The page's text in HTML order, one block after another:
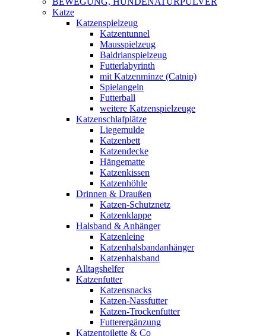
Katze
Katzenspielzeug
Katzentunnel
Mausspielzeug
Baldrianspielzeug
Futterlabyrinth
mit Katzenminze (Catnip)
Spielangeln
Futterball
weitere Katzenspielzeuge
Katzenschlafplätze
Liegemulde
Katzenbett
Katzendecke
Hängematte
Katzenkissen
Katzenhöhle
Drinnen & Draußen
Katzen-Schutznetz
Katzenklappe
Halsband & Anhänger
Katzenleine
Katzenhalsbandanhänger
Katzenhalsband
Alltagshelfer
Katzenfutter
Katzensnacks
Katzen-Nassfutter
Katzen-Trockenfutter
Futterergänzung
Katzentoilette & Co